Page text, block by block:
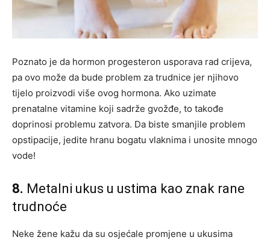
Poznato je da hormon progesteron usporava rad crijeva,
pa ovo može da bude problem za trudnice jer njihovo
tijelo proizvodi više ovog hormona. Ako uzimate
prenatalne vitamine koji sadrže gvožđe, to takođe
doprinosi problemu zatvora. Da biste smanjile problem
opstipacije, jedite hranu bogatu vlaknima i unosite mnogo
vode!
8. Metalni ukus u ustima kao znak rane
trudnoće
Neke žene kažu da su osjećale promjene u ukusima